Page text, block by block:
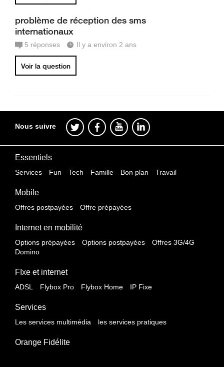
problème de réception des sms
internationaux
5 réponses Il y a environ 2 ans
Voir la question
Nous suivre
Essentiels
Services Fun Tech Famille Bon plan Travail
Mobile
Offres postpayées Offre prépayées
Internet en mobilité
Options prépayées Options postpayées
Offres 3G/4G
Domino
FIxe et internet
ADSL Flybox Pro Flybox Home IP Fixe
Services
Les services multimédia les services pratiques
Orange Fidélite